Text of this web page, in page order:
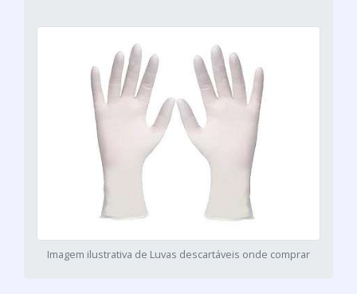
Imagem ilustrativa de Luvas descartáveis onde comprar